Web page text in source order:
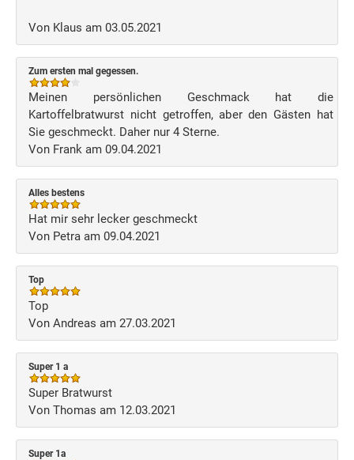
Von Klaus am 03.05.2021
Zum ersten mal gegessen.
Meinen persönlichen Geschmack hat die
Kartoffelbratwurst nicht getroffen, aber den Gästen hat
Sie geschmeckt. Daher nur 4 Sterne.
Von Frank am 09.04.2021
Alles bestens
Hat mir sehr lecker geschmeckt
Von Petra am 09.04.2021
Top
Top
Von Andreas am 27.03.2021
Super 1 a
Super Bratwurst
Von Thomas am 12.03.2021
Super 1a